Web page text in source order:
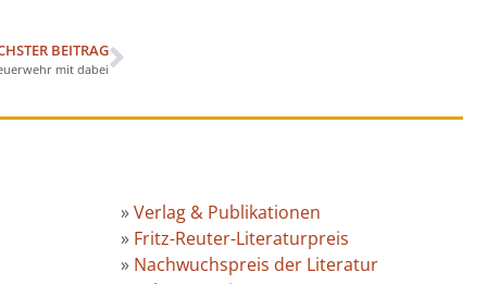
BEITRAG
mit dabei
»Verlag & Publikationen
» Fritz-Reuter-Literaturpreis
» Nachwuchspreis der Literatur